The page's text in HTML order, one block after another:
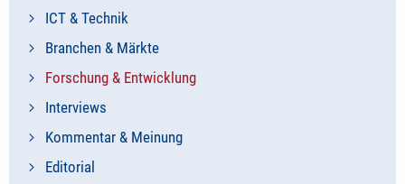
ICT & Technik
Branchen & Märkte
Forschung & Entwicklung
Interviews
Kommentar & Meinung
Editorial